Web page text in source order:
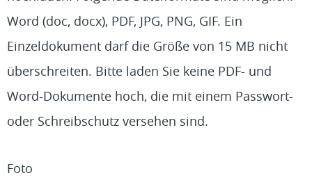
Word (doc, docx), PDF, JPG, PNG, GIF. Ein
Einzeldokument darf die Größe von 15 MB nicht
überschreiten. Bitte laden Sie keine PDF- und
Word-Dokumente hoch, die mit einem Passwort-
oder Schreibschutz versehen sind.
Foto